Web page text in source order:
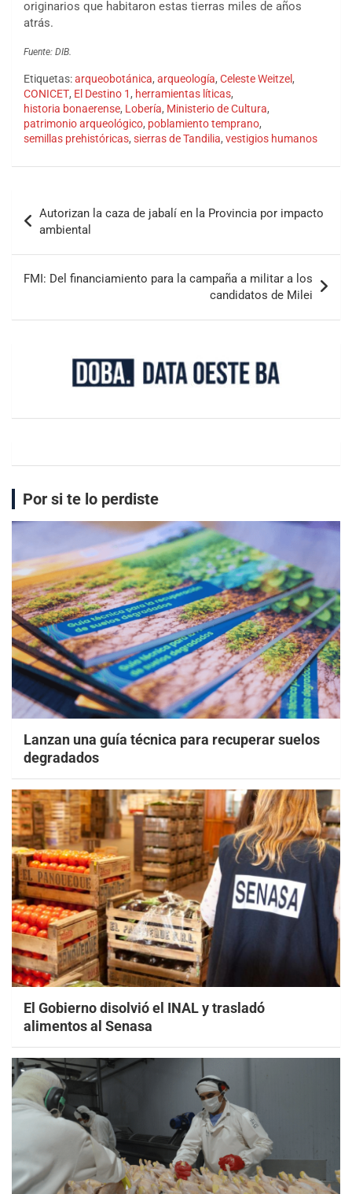
originarios que habitaron estas tierras miles de años
atrás.
Fuente: DIB.
Etiquetas:arqueobotánica, arqueología, Celeste Weitzel,
CONICET, El Destino 1, herramientas líticas,
historia bonaerense, Lobería, Ministerio de Cultura,
patrimonio arqueológico, poblamiento temprano,
semillas prehistóricas, sierras de Tandilia, vestigios humanos
Autorizan la caza de jabalí en la Provincia por impacto
ambiental
FMI: Del financiamiento para la campaña a militar a los
candidatos de Milei
Por si te lo perdiste
Lanzan una guía técnica para recuperar suelos
degradados
El Gobierno disolvió el INAL y trasladó
alimentos al Senasa